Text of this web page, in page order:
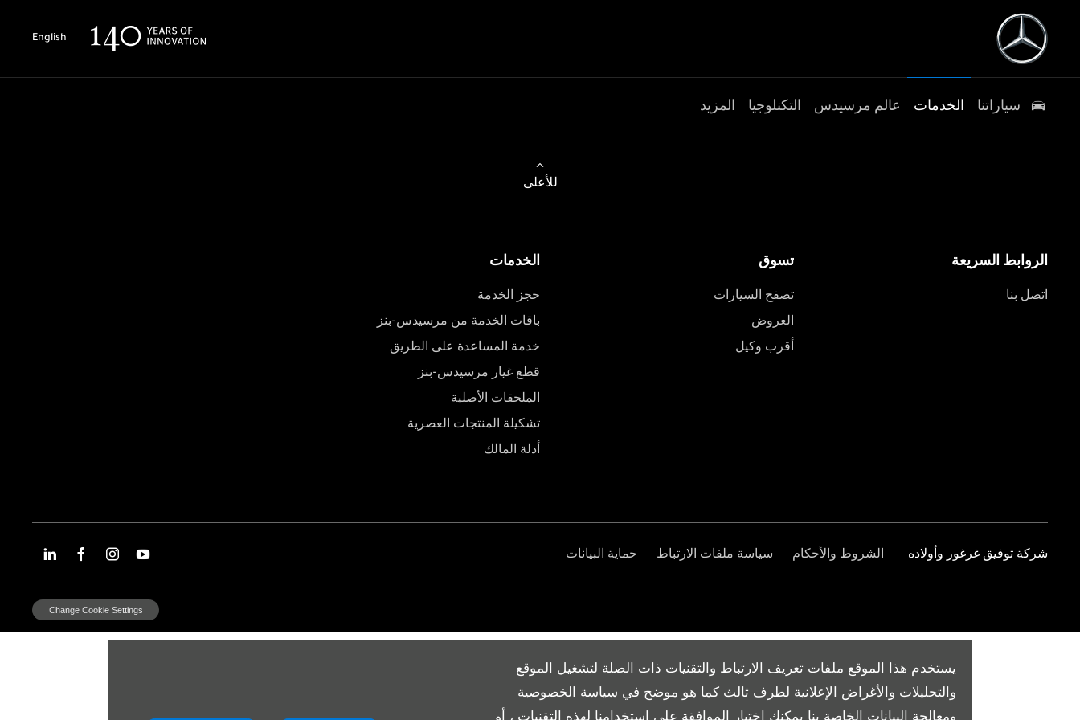
يستخدم هذا الموقع ملفات تعريف الارتباط والتقنيات ذات الصلة لتشغيل الموقع
والتحليلات والأغراض الإعلانية لطرف ثالث كما هو موضح في سياسة الخصوصية
ومعالجة البيانات الخاصة بنا يمكنك اختيار الموافقة على استخدامنا لهذه التقنيات ، أو
English
سياراتنا الخدمات عالم مرسيدس التكنلوجيا المزيد
للأعلى
الروابط السريعة
اتصل بنا
تسوق
تصفح السيارات
العروض
أقرب وكيل
الخدمات
حجز الخدمة
باقات الخدمة من مرسيدس-بنز
خدمة المساعدة على الطريق
قطع غيار مرسيدس-بنز
الملحقات الأصلية
تشكيلة المنتجات العصرية
أدلة المالك
شركة توفيق غرغور وأولاده الشروط والأحكام سياسة ملفات الارتباط حماية البيانات